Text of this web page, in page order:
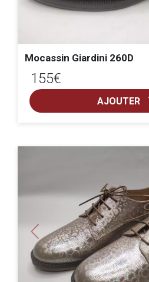
Mocassin Giardini 260D
155€
AJOUTER
Previous